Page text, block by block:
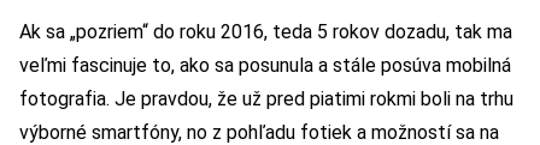
Ak sa „pozriem“ do roku 2016, teda 5 rokov dozadu, tak ma
veľmi fascinuje to, ako sa posunula a stále posúva mobilná
fotografia. Je pravdou, že už pred piatimi rokmi boli na trhu
výborné smartfóny, no z pohľadu fotiek a možností sa na